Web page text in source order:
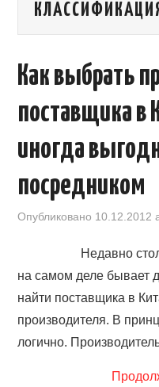
КАЛЕНДАРЬ ВЫСТАВОК В
КЛУБ ИМПОРТЕРОВ
УСЛУГИ ПО БИЗНЕСУ С
OPENCHINA
ТОВАРЫ ИЗ КИТАЯ
СТАТЬИ
КОНТАКТЫ
Как выбрать
поставщика в
иногда
посредником
Опубликовано 10.12.2012
Недавно
на самом деле бывает
найти поставщика в
производителя. В
логично.